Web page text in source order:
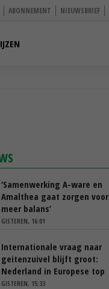
ABONNEMENT NIEUWSBRIEF
‘Samenwerking A-ware en
Amalthea gaat zorgen voor
meer balans’
GISTEREN, 16:01
Internationale vraag naar
geitenzuivel blijft groot:
Nederland in Europese top
GISTEREN, 15:33